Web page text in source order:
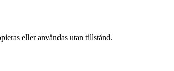
eller användas utan tillstånd.